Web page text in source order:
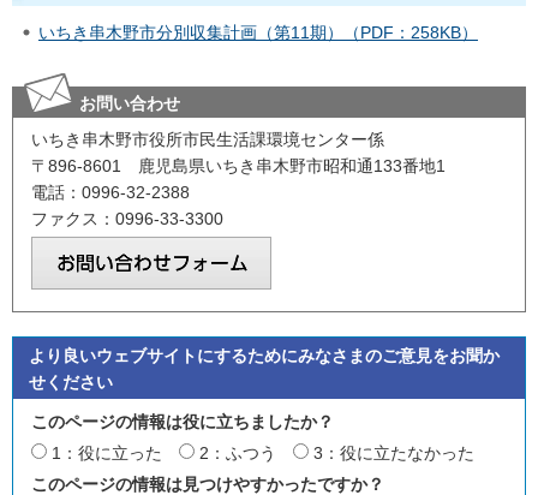
いちき串木野市分別収集計画（第11期）（PDF：258KB）
お問い合わせ
いちき串木野市役所市民生活課環境センター係
〒896-8601 鹿児島県いちき串木野市昭和通133番地1
電話：0996-32-2388
ファクス：0996-33-3300
より良いウェブサイトにするためにみなさまのご意見をお聞か
せください
このページの情報は役に立ちましたか？
1：役に立った
2：ふつう
3：役に立たなかった
このページの情報は見つけやすかったですか？